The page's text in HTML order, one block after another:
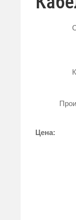
Цена: